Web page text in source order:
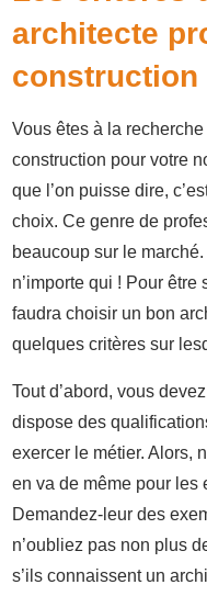
architecte
construction
Vous êtes à la
construction pour votre
que l’on puisse dire,
choix. Ce genre de
beaucoup sur le
n’importe qui ! Pour être
faudra choisir un bon
quelques critères sur
Tout d’abord, vous
dispose des
exercer le métier. Alors,
en va de même pour les
Demandez-leur des
n’oubliez pas non plus
s’ils connaissent un